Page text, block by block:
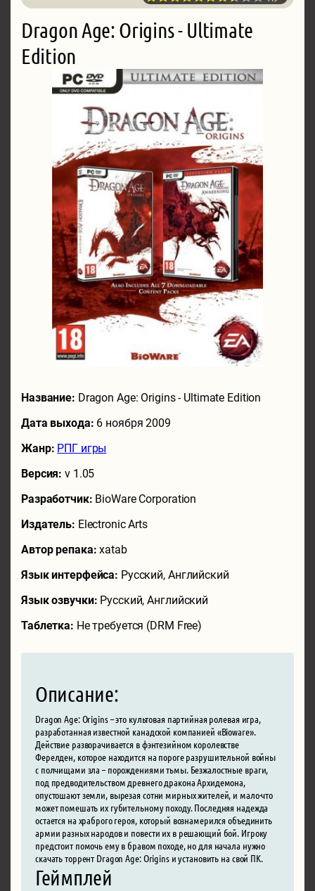
Dragon Age: Origins - Ultimate
Edition
Название: Dragon Age: Origins - Ultimate Edition
Дата выхода: 6 ноября 2009
Жанр: РПГ игры
Версия:v 1.05
Разработчик: BioWare Corporation
Издатель: Electronic Arts
Автор репака:xatab
Язык интерфейса: Русский, Английский
Язык озвучки: Русский, Английский
Таблетка: Не требуется (DRM Free)
Описание:
Dragon Age: Origins – это культовая партийная ролевая игра,
разработанная известной канадской компанией «Bioware».
Действие разворачивается в фэнтезийном королевстве
Ферелден, которое находится на пороге разрушительной войны
с полчищами зла – порождениями тьмы. Безжалостные враги,
под предводительством древнего дракона Архидемона,
опустошают земли, вырезая сотни мирных жителей, и мало-что
может помешать их губительному походу. Последняя надежда
остается на храброго героя, который вознамерился объединить
армии разных народов и повести их в решающий бой. Игроку
предстоит помочь ему в бравом походе, но для начала нужно
скачать торрент Dragon Age: Origins и установить на свой ПК.
Геймплей